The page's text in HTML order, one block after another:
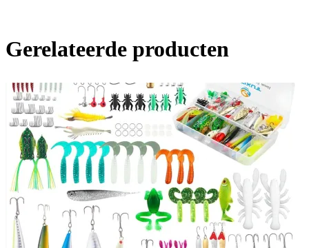
Gerelateerde producten